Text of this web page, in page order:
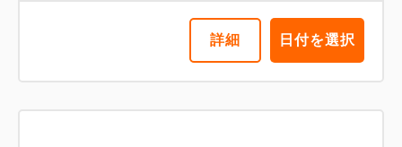
詳細 日付を選択
詳細 日付を選択